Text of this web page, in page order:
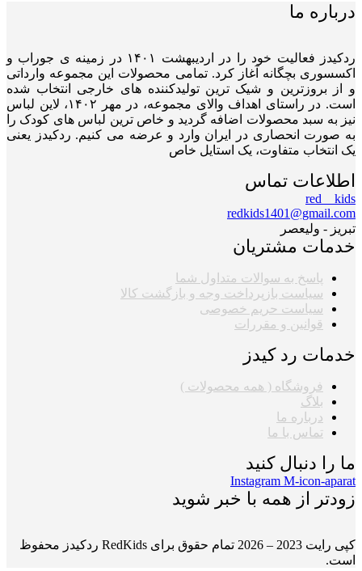
درباره ما
ردکیدز فعالیت خود را در اردیبهشت ۱۴۰۱ در زمینه ی جوراب و
اکسسوری بچگانه آغاز کرد. تمامی محصولات این مجموعه وارداتی
و از بروزترین و شیک ترین تولیدکننده های خارجی انتخاب شده
است. در راستای اهداف والای مجموعه، در مهر ۱۴۰۲، لاین لباس
نیز به سبد محصولات اضافه گردید و خاص ترین لباس های کودک را
به صورت انحصاری در ایران وارد و عرضه می کنیم. ردکیدز یعنی
یک انتخاب متفاوت، یک استایل خاص
اطلاعات تماس
red__kids
redkids1401@gmail.com
تبریز - ولیعصر
خدمات مشتریان
پاسخ به سوالات متداول شما
سیاست بازپرداخت وجه و بازگشت کالا
سیاست حریم خصوصی
قوانین و مقررات
خدمات رد کیدز
فروشگاه ( همه محصولات )
بلاگ
درباره ما
تماس با ما
ما را دنبال کنید
Instagram M-icon-aparat
زودتر از همه با خبر شوید
کپی رایت 2023 – 2026 تمام حقوق برای RedKids ردکیدز محفوظ
است.